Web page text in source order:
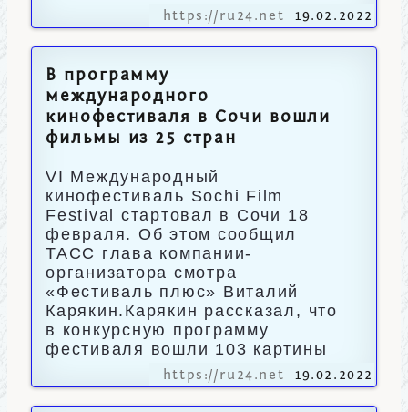
https://ru24.net 19.02.2022
В программу
международного
кинофестиваля в Сочи вошли
фильмы из 25 стран
VI Международный
кинофестиваль Sochi Film
Festival стартовал в Сочи 18
февраля. Об этом сообщил
ТАСС глава компании-
организатора смотра
«Фестиваль плюс» Виталий
Карякин.Карякин рассказал, что
в конкурсную программу
фестиваля вошли 103 картины
https://ru24.net 19.02.2022